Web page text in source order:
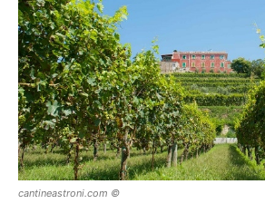
cantineastroni.com ©